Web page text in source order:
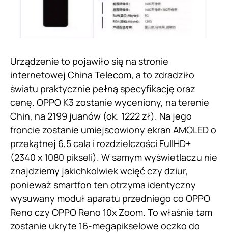
Urządzenie to pojawiło się na stronie
internetowej China Telecom, a to zdradziło
światu praktycznie pełną specyfikację oraz
cenę. OPPO K3 zostanie wyceniony, na terenie
Chin, na 2199 juanów (ok. 1222 zł). Na jego
froncie zostanie umiejscowiony ekran AMOLED o
przekątnej 6,5 cala i rozdzielczości FullHD+
(2340 x 1080 pikseli). W samym wyświetlaczu nie
znajdziemy jakichkolwiek wcięć czy dziur,
ponieważ smartfon ten otrzyma identyczny
wysuwany moduł aparatu przedniego co OPPO
Reno czy OPPO Reno 10x Zoom. To właśnie tam
zostanie ukryte 16-megapikselowe oczko do